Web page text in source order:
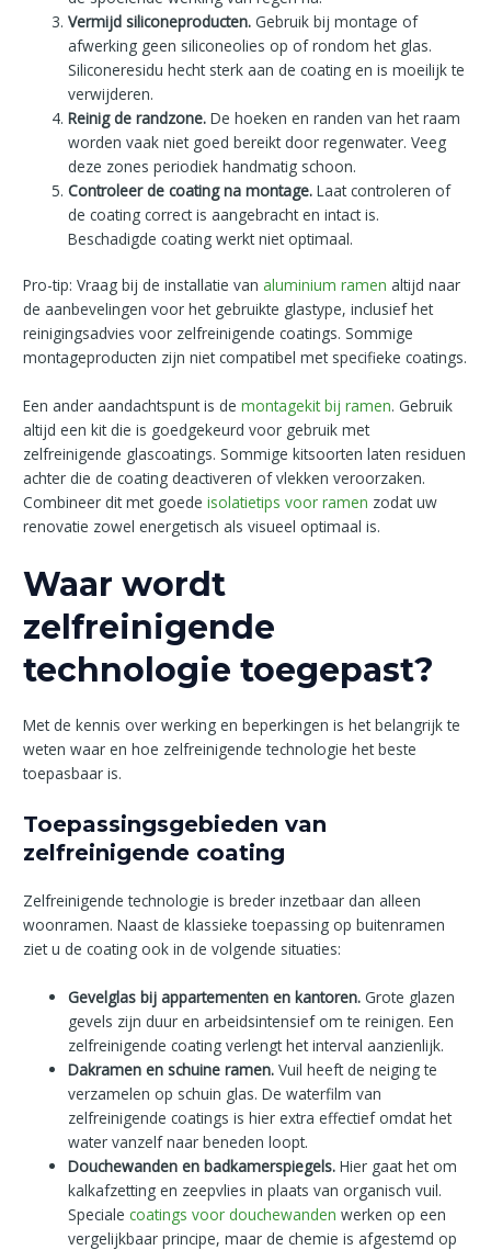
Vermijd siliconeproducten. Gebruik bij montage of
afwerking geen siliconeolies op of rondom het glas.
Siliconeresidu hecht sterk aan de coating en is moeilijk te
verwijderen.
Reinig de randzone. De hoeken en randen van het raam
worden vaak niet goed bereikt door regenwater. Veeg
deze zones periodiek handmatig schoon.
Controleer de coating na montage. Laat controleren of
de coating correct is aangebracht en intact is.
Beschadigde coating werkt niet optimaal.
Pro-tip: Vraag bij de installatie van aluminium ramen altijd naar
de aanbevelingen voor het gebruikte glastype, inclusief het
reinigingsadvies voor zelfreinigende coatings. Sommige
montageproducten zijn niet compatibel met specifieke coatings.
Een ander aandachtspunt is demontagekit bij ramen. Gebruik
altijd een kit die is goedgekeurd voor gebruik met
zelfreinigende glascoatings. Sommige kitsoorten laten residuen
achter die de coating deactiveren of vlekken veroorzaken.
Combineer dit met goedeisolatietips voor ramen zodat uw
renovatie zowel energetisch als visueel optimaal is.
Waar wordt
zelfreinigende
technologie toegepast?
Met de kennis over werking en beperkingen is het belangrijk te
weten waar en hoe zelfreinigende technologie het beste
toepasbaar is.
Toepassingsgebieden van
zelfreinigende coating
Zelfreinigende technologie is breder inzetbaar dan alleen
woonramen. Naast de klassieke toepassing op buitenramen
ziet u de coating ook in de volgende situaties:
Gevelglas bij appartementen en kantoren. Grote glazen
gevels zijn duur en arbeidsintensief om te reinigen. Een
zelfreinigende coating verlengt het interval aanzienlijk.
Dakramen en schuine ramen. Vuil heeft de neiging te
verzamelen op schuin glas. De waterfilm van
zelfreinigende coatings is hier extra effectief omdat het
water vanzelf naar beneden loopt.
Douchewanden en badkamerspiegels. Hier gaat het om
kalkafzetting en zeepvlies in plaats van organisch vuil.
Specialecoatings voor douchewanden werken op een
vergelijkbaar principe, maar de chemie is afgestemd op